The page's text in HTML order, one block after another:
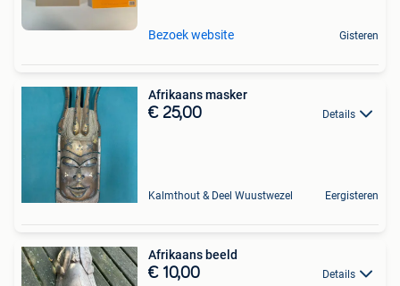
Bezoek website Gisteren
Afrikaans masker
€ 25,00 Details
Kalmthout & Deel Wuustwezel Eergisteren
Afrikaans beeld
€ 10,00 Details